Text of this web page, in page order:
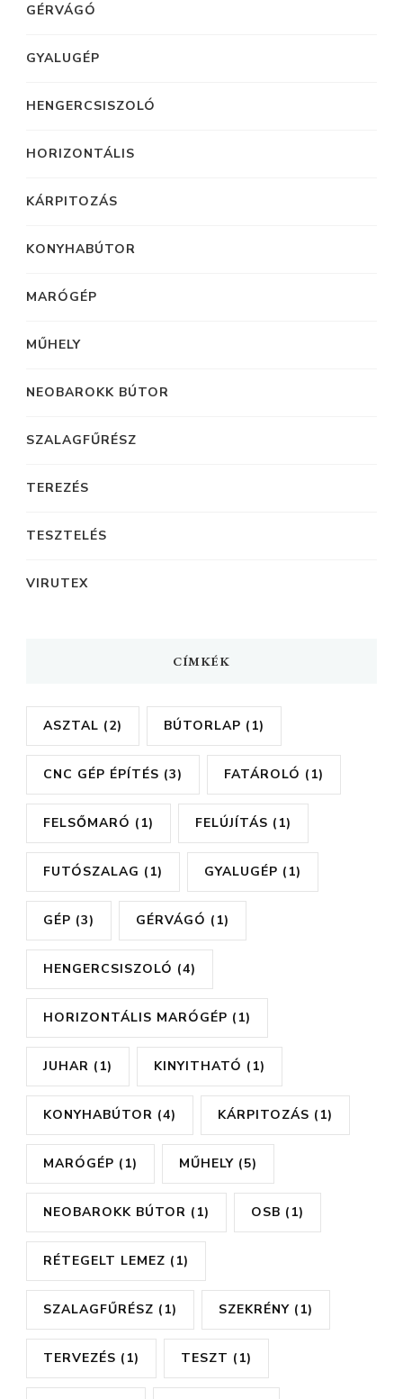
GÉRVÁGÓ
GYALUGÉP
HENGERCSISZOLÓ
HORIZONTÁLIS
KÁRPITOZÁS
KONYHABÚTOR
MARÓGÉP
MŰHELY
NEOBAROKK BÚTOR
SZALAGFŰRÉSZ
TEREZÉS
TESZTELÉS
VIRUTEX
CÍMKÉK
ASZTAL (2) BÚTORLAP (1)
CNC GÉP ÉPÍTÉS (3) FATÁROLÓ (1)
FELSŐMARÓ (1) FELÚJÍTÁS (1)
FUTÓSZALAG (1) GYALUGÉP (1)
GÉP (3) GÉRVÁGÓ (1)
HENGERCSISZOLÓ (4)
HORIZONTÁLIS MARÓGÉP (1)
JUHAR (1) KINYITHATÓ (1)
KONYHABÚTOR (4) KÁRPITOZÁS (1)
MARÓGÉP (1) MŰHELY (5)
NEOBAROKK BÚTOR (1) OSB (1)
RÉTEGELT LEMEZ (1)
SZALAGFŰRÉSZ (1) SZEKRÉNY (1)
TERVEZÉS (1) TESZT (1)